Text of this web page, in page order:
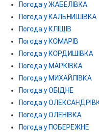
Погода у ЖАБЕЛІВКА
Погода у КАЛЬНИШІВКА
Погода у КЛІЩІВ
Погода у КОМАРІВ
Погода у КОРДИШІВКА
Погода у МАРКІВКА
Погода у МИХАЙЛІВКА
Погода у ОБІДНЕ
Погода у
Погода у ОЛЕНІВКА
Погода у ПОБЕРЕЖНЕ